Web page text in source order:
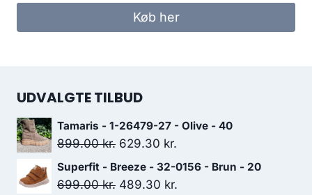
Køb her
UDVALGTE TILBUD
Tamaris - 1-26479-27 - Olive - 40
899.00kr. Den
oprindelige
pris
629.30 kr.
aktuelle
Superfit - Breeze - 32-0156 - Brun - 20
699.00kr. Den
489.30 kr.